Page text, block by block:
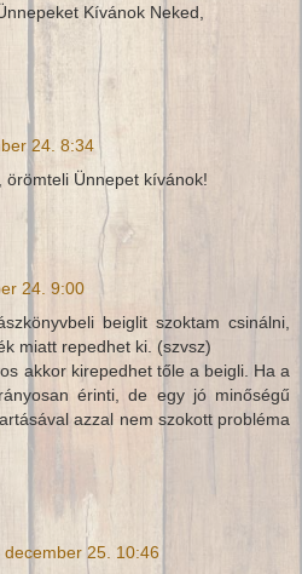
Kívánok Neked,
24. 8:34
örömteli Ünnepet kívánok!
24. 9:00
beiglit szoktam csinálni,
miatt repedhet ki. (szvsz)
akkor kirepedhet tőle a beigli. Ha a
érinti, de egy jó minőségű
azzal nem szokott probléma
december 25. 10:46